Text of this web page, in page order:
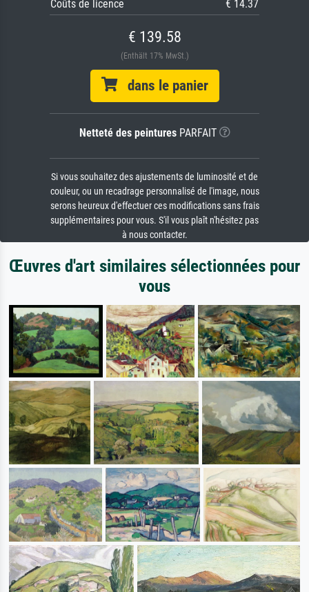
Coûts de licence € 14.37
€ 139.58
(Enthält 17% MwSt.)
dans le panier
Netteté des peinturesPARFAIT
Si vous souhaitez des ajustements de luminosité et de
couleur, ou un recadrage personnalisé de l'image, nous
serons heureux d'effectuer ces modifications sans frais
supplémentaires pour vous. S'il vous plaît n'hésitez pas
à nous contacter.
Œuvres d'art similaires sélectionnées pour
vous